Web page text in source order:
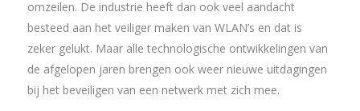
omzeilen. De industrie heeft dan ook veel aandacht
besteed aan het veiliger maken van WLAN’s en dat is
zeker gelukt. Maar alle technologische ontwikkelingen van
de afgelopen jaren brengen ook weer nieuwe uitdagingen
bij het beveiligen van een netwerk met zich mee.